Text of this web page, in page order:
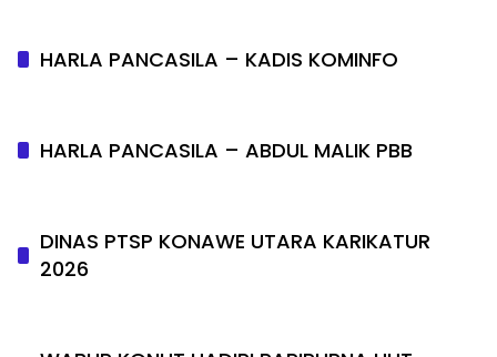
HARLA PANCASILA – KADIS KOMINFO
HARLA PANCASILA – ABDUL MALIK PBB
DINAS PTSP KONAWE UTARA KARIKATUR
2026